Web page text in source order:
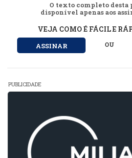
O texto completo desta
disponível apenas aos
VEJA COMO É FÁCIL E
ASSINAR OU
PUBLICIDADE